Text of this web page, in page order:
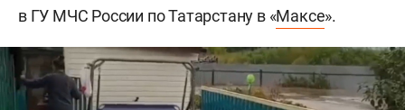
в ГУ МЧС России по Татарстану в «Максе».